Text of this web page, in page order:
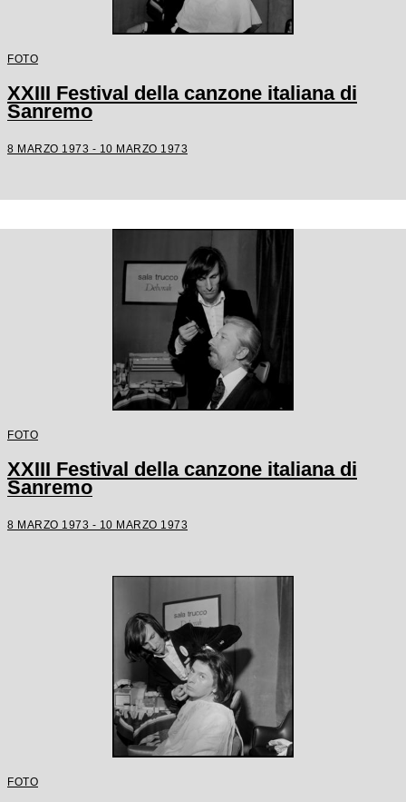
FOTO
XXIII Festival della canzone italiana di
Sanremo
8 MARZO 1973 - 10 MARZO 1973
FOTO
XXIII Festival della canzone italiana di
Sanremo
8 MARZO 1973 - 10 MARZO 1973
FOTO